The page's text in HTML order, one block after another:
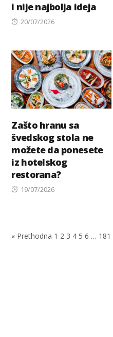
i nije najbolja ideja
Posted
20/07/2026
Zašto hranu sa
švedskog stola ne
možete da ponesete
iz hotelskog
restorana?
Posted
19/07/2026
« Prethodna 1 2 3 4 5 6 … 181